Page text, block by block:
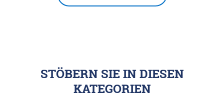
STÖBERN SIE IN DIESEN
KATEGORIEN